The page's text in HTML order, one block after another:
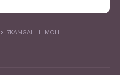
7KANGAL - ШМОН